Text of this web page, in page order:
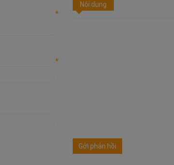
*
*
Nội dung
Gởi phản hồi